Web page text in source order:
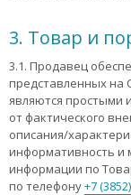
3. Товар и
3.1. Продавец
представленных на
являются простыми
от фактического
описания/
информативность и
информации по
по телефону+7